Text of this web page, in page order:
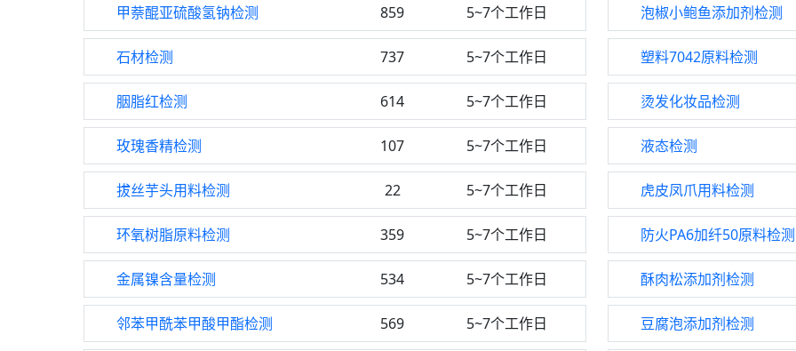
甲萘醌亚硫酸氢钠检测 859 5~7个工作日 泡椒小鲍鱼添加剂检测
石材检测 737 5~7个工作日 塑料7042原料检测
胭脂红检测 614 5~7个工作日 烫发化妆品检测
玫瑰香精检测 107 5~7个工作日 液态检测
拔丝芋头用料检测 22 5~7个工作日 虎皮凤爪用料检测
环氧树脂原料检测 359 5~7个工作日 防火PA6加纤50原料检测
金属镍含量检测 534 5~7个工作日 酥肉松添加剂检测
邻苯甲酰苯甲酸甲酯检测 569 5~7个工作日 豆腐泡添加剂检测